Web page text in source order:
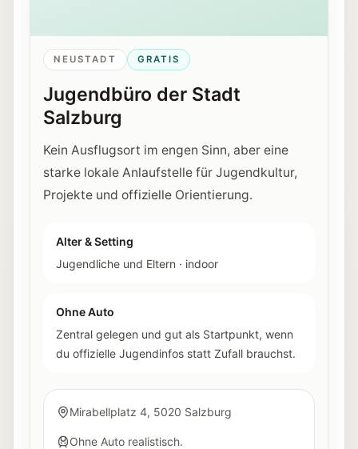
NEUSTADT GRATIS
Jugendbüro der Stadt
Salzburg
Kein Ausflugsort im engen Sinn, aber eine
starke lokale Anlaufstelle für Jugendkultur,
Projekte und offizielle Orientierung.
Alter & Setting
Jugendliche und Eltern · indoor
Ohne Auto
Zentral gelegen und gut als Startpunkt, wenn
du offizielle Jugendinfos statt Zufall brauchst.
Mirabellplatz 4, 5020 Salzburg
Ohne Auto realistisch.